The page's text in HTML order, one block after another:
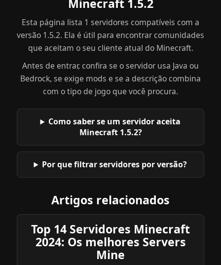
Minecraft 1.5.2
Esta página lista 1 servidores compatíveis com a
versão 1.5.2. Ela é útil para encontrar comunidades
que aceitam o seu cliente atual do Minecraft.
Antes de entrar, confira se o servidor usa Java ou
Bedrock, se exige mods e se a descrição combina
com o tipo de jogo que você procura.
Como saber se um servidor aceita
Minecraft 1.5.2?
Por que filtrar servidores por versão?
Artigos relacionados
Top 14 Servidores Minecraft
2024: Os melhores Servers
Mine